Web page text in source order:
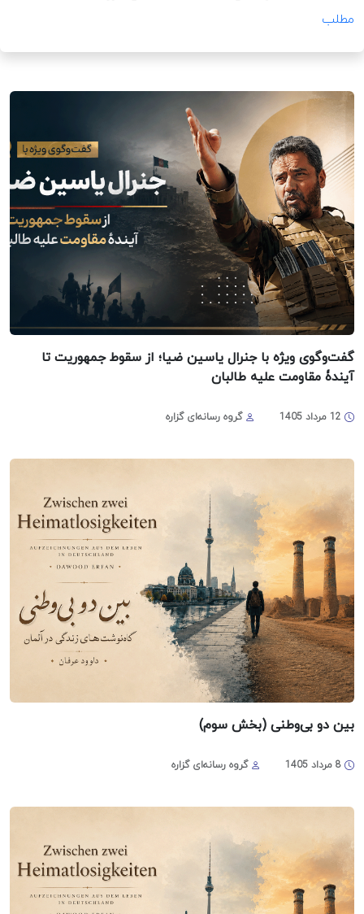
مطلب
گفت‌وگوی ویژه با جنرال یاسین ضیا؛ از سقوط جمهوریت تا
آیندۀ مقاومت علیه طالبان
گروه رسانه‌ای گزاره
بین دو بی‌وطنی (بخش سوم)
گروه رسانه‌ای گزاره